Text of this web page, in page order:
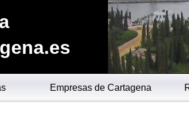
Empresas de Cartagena